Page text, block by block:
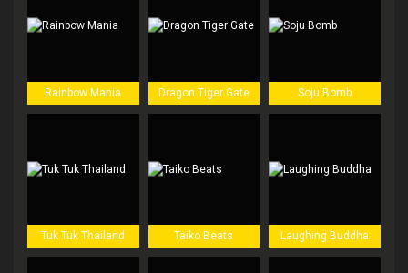
Rainbow Mania Dragon Tiger Gate Soju Bomb
Tuk Tuk Thailand Taiko Beats Laughing Buddha